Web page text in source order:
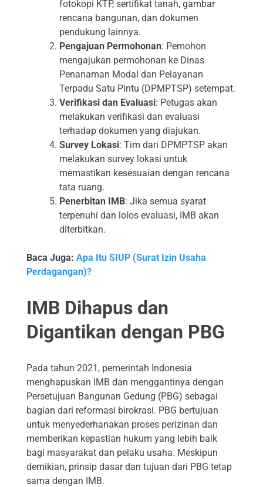
fotokopi KTP, sertifikat tanah, gambar
rencana bangunan, dan dokumen
pendukung lainnya.
Pengajuan Permohonan: Pemohon
mengajukan permohonan ke Dinas
Penanaman Modal dan Pelayanan
Terpadu Satu Pintu (DPMPTSP) setempat.
Verifikasi dan Evaluasi: Petugas akan
melakukan verifikasi dan evaluasi
terhadap dokumen yang diajukan.
Survey Lokasi: Tim dari DPMPTSP akan
melakukan survey lokasi untuk
memastikan kesesuaian dengan rencana
tata ruang.
Penerbitan IMB: Jika semua syarat
terpenuhi dan lolos evaluasi, IMB akan
diterbitkan.
Baca Juga: Apa Itu SIUP (Surat Izin Usaha
Perdagangan)?
IMB Dihapus dan
Digantikan dengan PBG
Pada tahun 2021, pemerintah Indonesia
menghapuskan IMB dan menggantinya dengan
Persetujuan Bangunan Gedung (PBG) sebagai
bagian dari reformasi birokrasi. PBG bertujuan
untuk menyederhanakan proses perizinan dan
memberikan kepastian hukum yang lebih baik
bagi masyarakat dan pelaku usaha. Meskipun
demikian, prinsip dasar dan tujuan dari PBG tetap
sama dengan IMB.